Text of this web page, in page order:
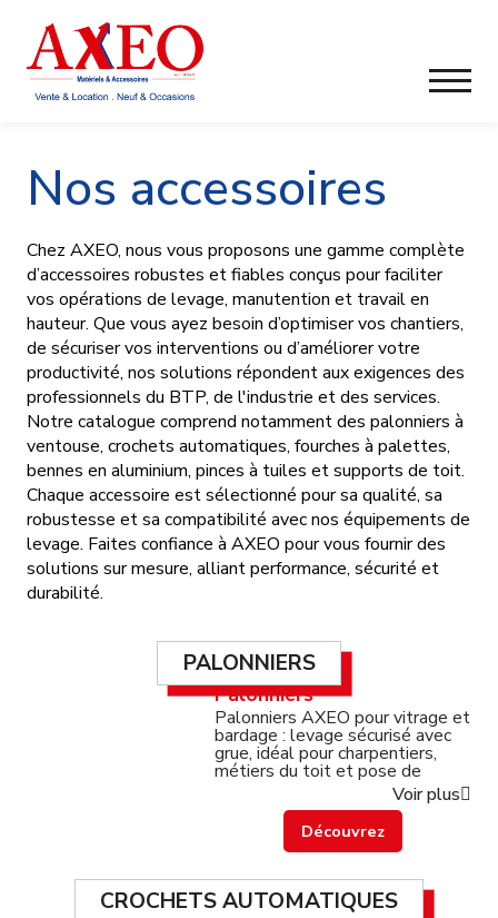
Nos accessoires
Chez AXEO, nous vous proposons une gamme complète
d’accessoires robustes et fiables conçus pour faciliter
vos opérations de levage, manutention et travail en
hauteur. Que vous ayez besoin d’optimiser vos chantiers,
de sécuriser vos interventions ou d’améliorer votre
productivité, nos solutions répondent aux exigences des
professionnels du BTP, de l'industrie et des services.
Notre catalogue comprend notamment des palonniers à
ventouse, crochets automatiques, fourches à palettes,
bennes en aluminium, pinces à tuiles et supports de toit.
Chaque accessoire est sélectionné pour sa qualité, sa
robustesse et sa compatibilité avec nos équipements de
levage. Faites confiance à AXEO pour vous fournir des
solutions sur mesure, alliant performance, sécurité et
durabilité.
PALONNIERS
Palonniers
Palonniers AXEO pour vitrage et
bardage : levage sécurisé avec
grue, idéal pour charpentiers,
métiers du toit et pose de
Voir plus
Découvrez
CROCHETS AUTOMATIQUES